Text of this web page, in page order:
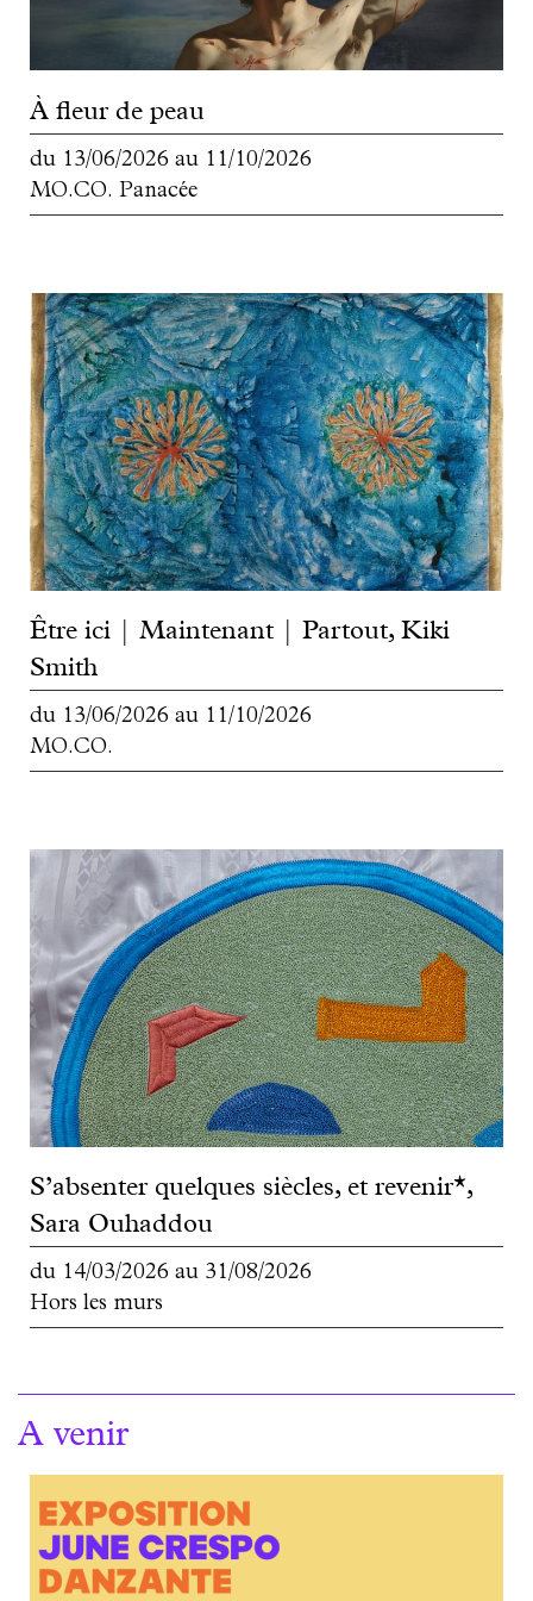
À fleur de peau
du 13/06/2026 au 11/10/2026
MO.CO. Panacée
Être ici | Maintenant | Partout, Kiki
Smith
du 13/06/2026 au 11/10/2026
MO.CO.
S’absenter quelques siècles, et revenir*,
Sara Ouhaddou
du 14/03/2026 au 31/08/2026
Hors les murs
A venir